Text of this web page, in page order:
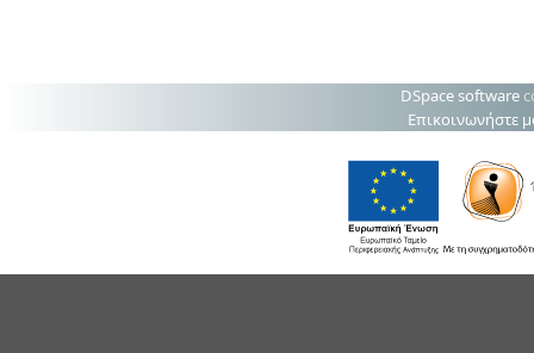
DSpace software
Επικοινωνήστε